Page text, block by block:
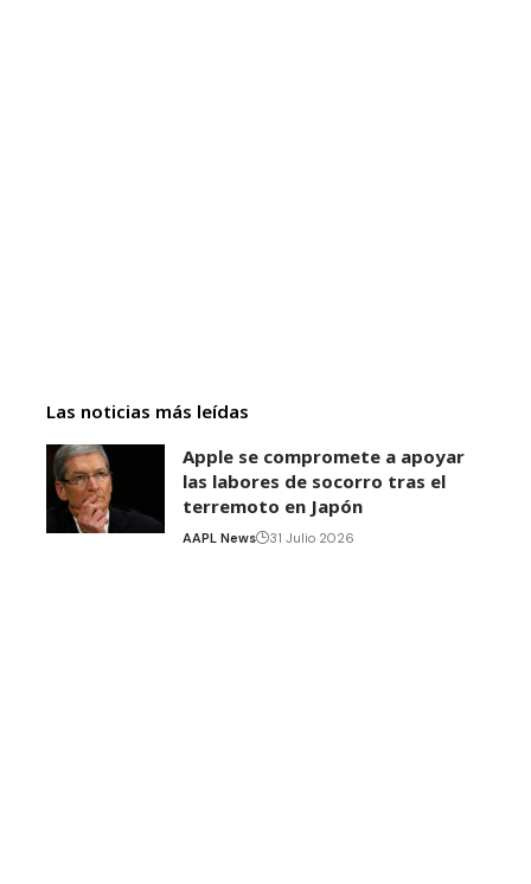
Las noticias más leídas
Apple se compromete a apoyar
las labores de socorro tras el
terremoto en Japón
AAPL News 31 Julio 2026